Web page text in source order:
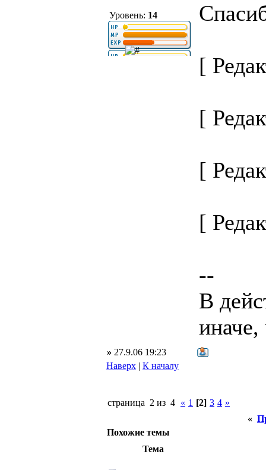
Уровень: 14
[
[
[
[
--
В
» 27.9.06 19:23
Наверх | К началу
страница 2 из 4 « 1 [2] 3 4 »
«
Похожие темы
Тема